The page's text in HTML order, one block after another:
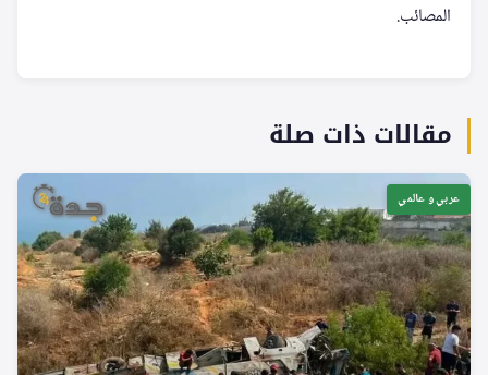
المصائب.
مقالات ذات صلة
عربي و عالمي